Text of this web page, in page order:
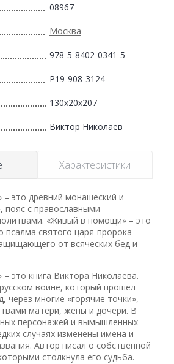
08967
Москва
978-5-8402-0341-5
Р19-908-3124
130x20x207
Виктор Николаев
Характеристики
это древний монашеский и
пояс с православными
«Живый в помощи» – это
псалма святого царя-пророка
от всяческих бед и
это книга Виктора Николаева.
воине, который прошел
через многие «горячие точки»,
матери, жены и дочери. В
персонажей и вымышленных
случаях изменены имена и
Автор писал о собственной
столкнула его судьба.